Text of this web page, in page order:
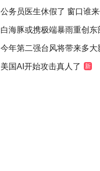
公务员医生休假了 窗口谁
白海豚或携极端暴雨重创东
今年第二强台风将带来多大
美国AI开始攻击真人了 新